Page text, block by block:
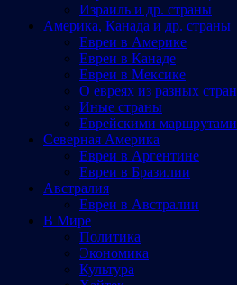
Израиль и др. страны
Америка, Канада и др. страны
Евреи в Америке
Евреи в Канаде
Евреи в Мексике
О евреях из разных стран
Иные страны
Еврейскими маршрутами
Северная Америка
Евреи в Аргентине
Евреи в Бразилии
Австралия
Евреи в Австралии
В Мире
Политика
Экономика
Культура